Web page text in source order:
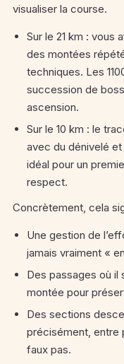
visualiser la course.
Sur le 21 km : vous
des montées
techniques. Les
succession de
ascension.
Sur le 10 km : le
avec du dénivelé
idéal pour un
respect.
Concrètement, cela
Une gestion de
jamais vraiment «
Des passages où il
montée pour
Des sections
précisément, entre
faux pas.